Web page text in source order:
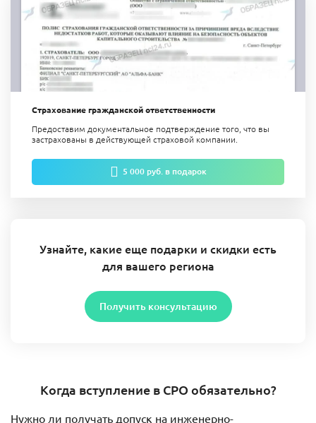
Страхование гражданской ответственности
Предоставим документальное подтверждение того, что вы
застрахованы в действующей страховой компании.
5 000 руб. в подарок
Узнайте, какие еще подарки и скидки есть
для вашего региона
Получить консультацию
Когда вступление в СРО обязательно?
Нужно ли получать допуск на инженерно-